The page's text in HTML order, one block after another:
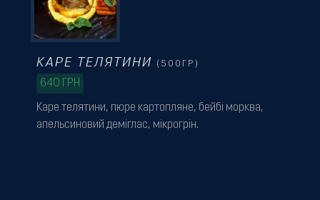
Каре телятини, пюре картопляне, бейбі морква,
апельсиновий деміглас, мікрогрін.
КАРЕ ТЕЛЯТИНИ (500ГР)
640 ГРН